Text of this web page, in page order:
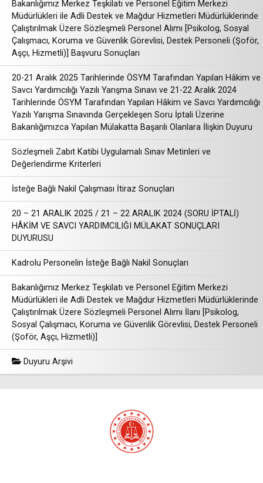
Bakanlığımız Merkez Teşkilatı ve Personel Eğitim Merkezi
Müdürlükleri ile Adli Destek ve Mağdur Hizmetleri Müdürlüklerinde
Çalıştırılmak Üzere Sözleşmeli Personel Alımı [Psikolog, Sosyal
Çalışmacı, Koruma ve Güvenlik Görevlisi, Destek Personeli (Şoför,
Aşçı, Hizmetli)] Başvuru Sonuçları
20-21 Aralık 2025 Tarihlerinde ÖSYM Tarafından Yapılan Hâkim ve
Savcı Yardımcılığı Yazılı Yarışma Sınavı ve 21-22 Aralık 2024
Tarihlerinde ÖSYM Tarafından Yapılan Hâkim ve Savcı Yardımcılığı
Yazılı Yarışma Sınavında Gerçekleşen Soru İptali Üzerine
Bakanlığımızca Yapılan Mülakatta Başarılı Olanlara İlişkin Duyuru
Sözleşmeli Zabıt Katibi Uygulamalı Sınav Metinleri ve
Değerlendirme Kriterleri
İsteğe Bağlı Nakil Çalışması İtiraz Sonuçları
20 – 21 ARALIK 2025 / 21 – 22 ARALIK 2024 (SORU İPTALİ)
HÂKİM VE SAVCI YARDIMCILIĞI MÜLAKAT SONUÇLARI
DUYURUSU
Kadrolu Personelin İsteğe Bağlı Nakil Sonuçları
Bakanlığımız Merkez Teşkilatı ve Personel Eğitim Merkezi
Müdürlükleri ile Adli Destek ve Mağdur Hizmetleri Müdürlüklerinde
Çalıştırılmak Üzere Sözleşmeli Personel Alımı İlanı [Psikolog,
Sosyal Çalışmacı, Koruma ve Güvenlik Görevlisi, Destek Personeli
(Şoför, Aşçı, Hizmetli)]
Duyuru Arşivi